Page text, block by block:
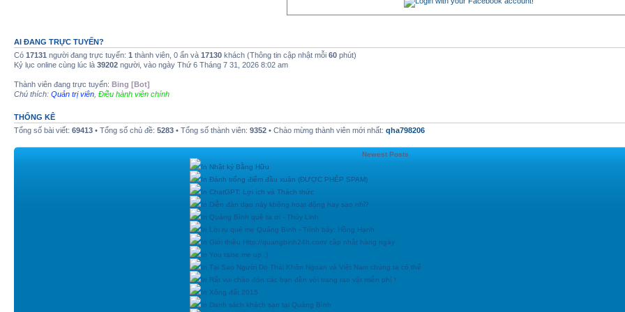
AI ĐANG TRỰC TUYẾN?
Có 17131 người đang trực tuyến: 1 thành viên, 0 ẩn và 17130 khách (Thông tin cập nhật mỗi 60 phút)
Kỷ lục online cùng lúc là 39202 người, vào ngày Thứ 6 Tháng 7 31, 2026 8:02 am
Thành viên đang trực tuyến: Bing [Bot]
Chú thích: Quản trị viên Điều hành viên chính
THỐNG KÊ
Tổng số bài viết: 69413 • Tổng số chủ đề: 5283 • Tổng số thành viên: 9352 • Chào mừng thành viên mới nhất: qha798206
Newest Posts
In Nhật ký Bằng Hữu
In Đánh trống điểm đầu xuân (ĐƯỢC PHÉP SPAM)
In ChatGPT: Lợi ích và Thách thức
In Diễn đàn dạo này không hoạt động hay sao nhỉ?
In Quảng Bình quê ta ơi - Thùy Linh
In Lời ru quê mẹ Quảng Bình - Trình bày: Hồng Hạnh
In Giới thiệu Http://quangbinh24h.com/ cập nhật hàng ngày
In You raise me up :)
In Tại Sao Người Do Thái Khôn Ngoan và Việt Nam chúng ta có thể
In Rất vui chào đón các bạn đền với trang rao vặt miễn phí !
In Xông đất 2015
In Danh sách khách sạn tại Quảng Bình